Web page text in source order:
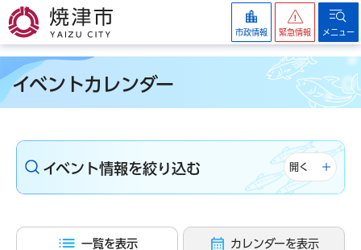
焼津市
市政情報 緊急情報 メニュー
イベントカレンダー
イベント情報を絞り込む 開く
一覧を表示 カレンダーを表示